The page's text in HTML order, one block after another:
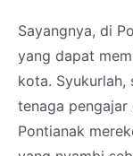
Sayangnya, di
yang dapat
kota. Syukurlah,
tenaga
Pontianak